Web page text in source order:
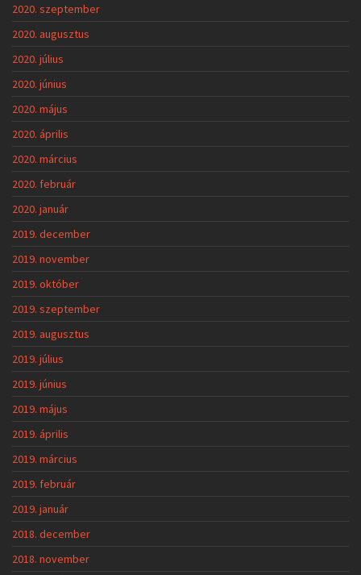
2020. szeptember
2020. augusztus
2020. július
2020. június
2020. május
2020. április
2020. március
2020. február
2020. január
2019. december
2019. november
2019. október
2019. szeptember
2019. augusztus
2019. július
2019. június
2019. május
2019. április
2019. március
2019. február
2019. január
2018. december
2018. november